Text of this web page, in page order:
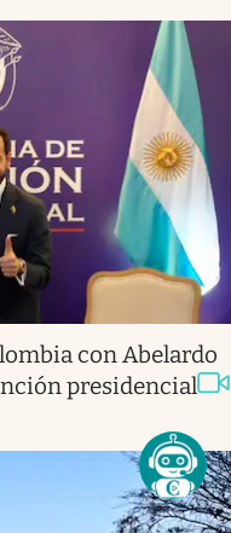
con Abelardo
presidencial